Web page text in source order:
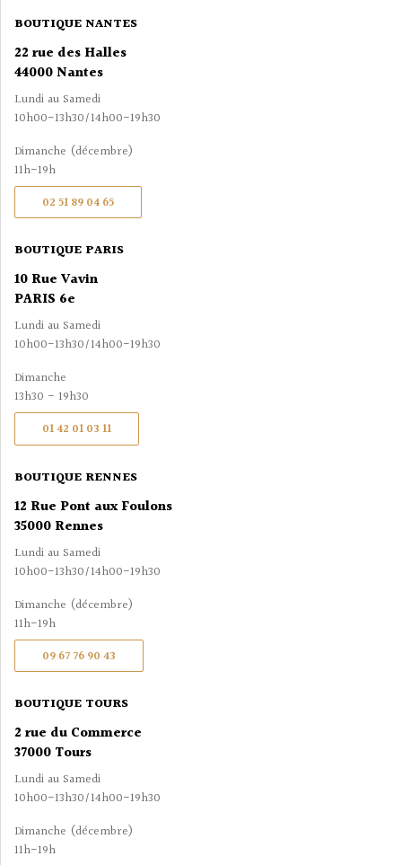
BOUTIQUE NANTES
22 rue des Halles
44000 Nantes
Lundi au Samedi
10h00-13h30/14h00-19h30
Dimanche (décembre)
11h-19h
02 51 89 04 65
BOUTIQUE PARIS
10 Rue Vavin
PARIS 6e
Lundi au Samedi
10h00-13h30/14h00-19h30
Dimanche
13h30 - 19h30
01 42 01 03 11
BOUTIQUE RENNES
12 Rue Pont aux Foulons
35000 Rennes
Lundi au Samedi
10h00-13h30/14h00-19h30
Dimanche (décembre)
11h-19h
09 67 76 90 43
BOUTIQUE TOURS
2 rue du Commerce
37000 Tours
Lundi au Samedi
10h00-13h30/14h00-19h30
Dimanche (décembre)
11h-19h